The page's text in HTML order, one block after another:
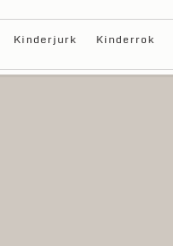
Kinderjurk Kinderrok